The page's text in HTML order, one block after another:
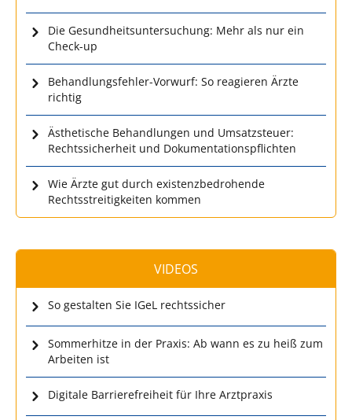
Die Gesundheitsuntersuchung: Mehr als nur ein
Check-up
Behandlungsfehler-Vorwurf: So reagieren Ärzte
richtig
Ästhetische Behandlungen und Umsatzsteuer:
Rechtssicherheit und Dokumentationspflichten
Wie Ärzte gut durch existenzbedrohende
Rechtsstreitigkeiten kommen
VIDEOS
So gestalten Sie IGeL rechtssicher
Sommerhitze in der Praxis: Ab wann es zu heiß zum
Arbeiten ist
Digitale Barrierefreiheit für Ihre Arztpraxis